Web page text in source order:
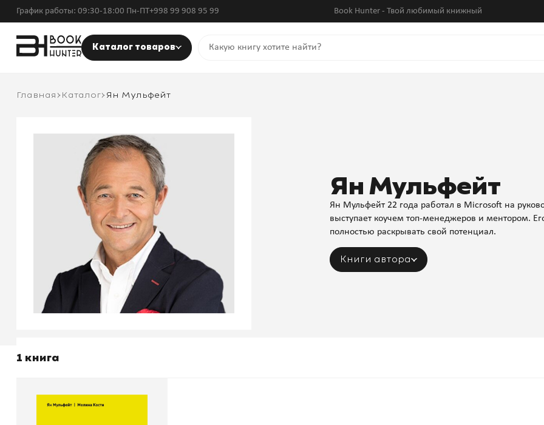
График работы: 09:30-18:00 Пн-ПТ+998 99 908 95 99 Book Hunter - Твой любимый книжный
Каталог товаров
Главная Каталог Ян Мульфейт
Ян Мульфейт
Ян Мульфейт 22 года работал в Microsoft на
выступает коучем топ-менеджеров и ментором.
полностью раскрывать свой потенциал.
Книги автора
1 книга